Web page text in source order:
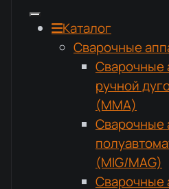
Каталог
Сварочные
Сварочные
ручной
(MMA)
Сварочные
(MIG/MAG)
Сварочные